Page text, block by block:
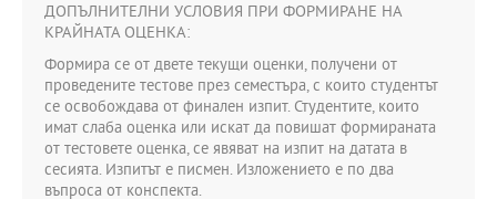
ДОПЪЛНИТЕЛНИ УСЛОВИЯ ПРИ ФОРМИРАНЕ НА
КРАЙНАТА ОЦЕНКА:
Формира се от двете текущи оценки, получени от
проведените тестове през семестъра, с които студентът
се освобождава от финален изпит. Студентите, които
имат слаба оценка или искат да повишат формираната
от тестовете оценка, се явяват на изпит на датата в
сесията. Изпитът е писмен. Изложението е по два
въпроса от конспекта.